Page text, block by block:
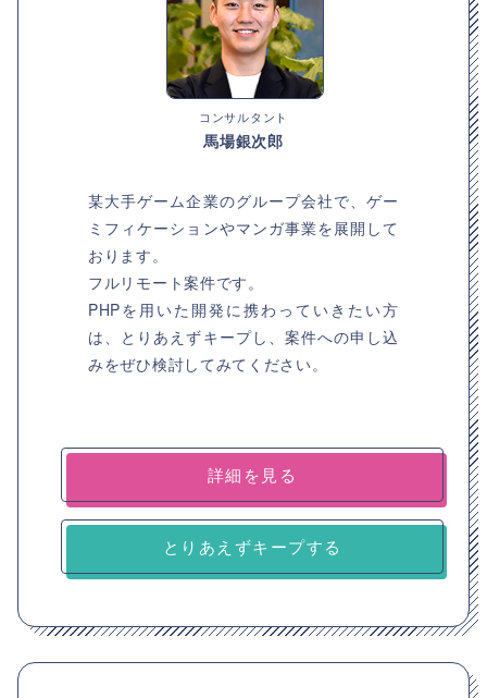
コンサルタント
馬場銀次郎
某大手ゲーム企業のグループ会社で、ゲー
ミフィケーションやマンガ事業を展開して
おります。
フルリモート案件です。
PHPを用いた開発に携わっていきたい方
は、とりあえずキープし、案件への申し込
みをぜひ検討してみてください。
詳細を見る
とりあえずキープする